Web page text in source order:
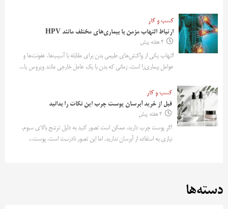
کسب و کار
ارتباط التهاب مزمن با بیماری‌های مختلف مانند HPV
2 هفته پیش
التهاب یکی از واکنش‌های طبیعی بدن برای مقابله با آسیب‌ها، عفونت‌ها و
عوامل بیماری‌زا است. زمانی که بدن با یک عامل خارجی مانند ویروس یا...
کسب و کار
قبل از خرید آبرسان پوست چرب این نکات را بدانید
2 هفته پیش
اگر پوست چرب دارید، ممکن است تصور کنید به دلیل ترشح بالای سبوم،
نیازی به استفاده از آبرسان ندارید. اما این تصور نادرست است. پوست...
دسته‌ها